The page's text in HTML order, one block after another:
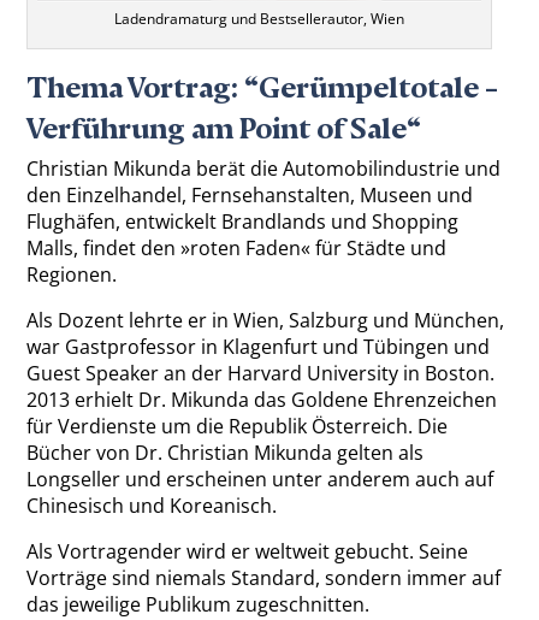
Ladendramaturg und Bestsellerautor, Wien
Thema Vortrag: “Gerümpeltotale –
Verführung am Point of Sale“
Christian Mikunda berät die Automobilindustrie und
den Einzelhandel, Fernsehanstalten, Museen und
Flughäfen, entwickelt Brandlands und Shopping
Malls, findet den »roten Faden« für Städte und
Regionen.
Als Dozent lehrte er in Wien, Salzburg und München,
war Gastprofessor in Klagenfurt und Tübingen und
Guest Speaker an der Harvard University in Boston.
2013 erhielt Dr. Mikunda das Goldene Ehrenzeichen
für Verdienste um die Republik Österreich. Die
Bücher von Dr. Christian Mikunda gelten als
Longseller und erscheinen unter anderem auch auf
Chinesisch und Koreanisch.
Als Vortragender wird er weltweit gebucht. Seine
Vorträge sind niemals Standard, sondern immer auf
das jeweilige Publikum zugeschnitten.